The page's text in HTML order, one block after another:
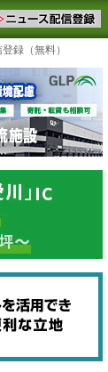
。物流ニュ
見るテーマ
録（無料）